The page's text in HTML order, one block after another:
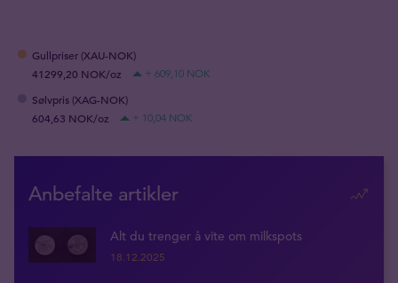
Gullpriser (XAU-NOK)
41299,20 NOK/oz
+ 609,10 NOK
Sølvpris (XAG-NOK)
604,63 NOK/oz
+ 10,04 NOK
Anbefalte artikler
Alt du trenger å vite om milkspots
18.12.2025